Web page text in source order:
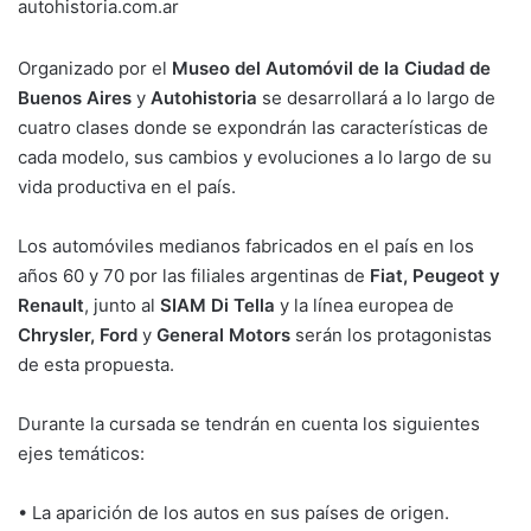
autohistoria.com.ar
Organizado por el Museo del Automóvil de la Ciudad de
Buenos Aires y Autohistoria se desarrollará a lo largo de
cuatro clases donde se expondrán las características de
cada modelo, sus cambios y evoluciones a lo largo de su
vida productiva en el país.
Los automóviles medianos fabricados en el país en los
años 60 y 70 por las filiales argentinas de Fiat, Peugeot y
Renault, junto al SIAM Di Tella y la línea europea de
Chrysler, Ford y General Motors serán los protagonistas
de esta propuesta.
Durante la cursada se tendrán en cuenta los siguientes
ejes temáticos:
• La aparición de los autos en sus países de origen.